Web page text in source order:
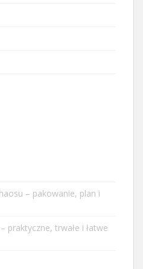
– pakowanie, plan i
praktyczne, trwałe i łatwe